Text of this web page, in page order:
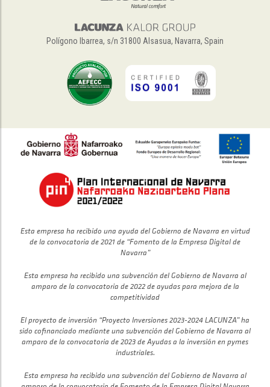
Polígono Ibarrea, s/n 31800 Alsasua, Navarra, Spain
Esta empresa ha recibido una ayuda del Gobierno de Navarra en virtud
de la convocatoria de 2021 de “Fomento de la Empresa Digital de
Navarra”
Esta empresa ha recibido una subvención del Gobierno de Navarra al
amparo de la convocatoria de 2022 de ayudas para mejora de la
competitividad
El proyecto de inversión “Proyecto Inversiones 2023-2024 LACUNZA” ha
sido cofinanciado mediante una subvención del Gobierno de Navarra al
amparo de la convocatoria de 2023 de Ayudas a la inversión en pymes
industriales.
Esta empresa ha recibido una subvención del Gobierno de Navarra al